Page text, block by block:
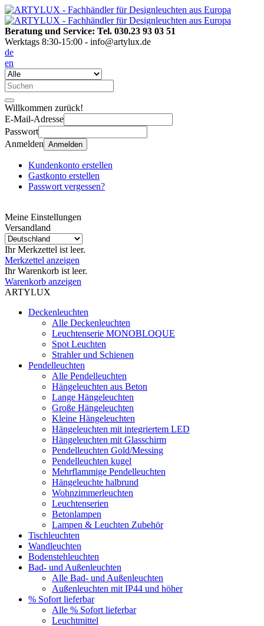
Beratung und Service: Tel. 030.23 93 03 51
Werktags 8:30-15:00 - info@artylux.de
de
en
Willkommen zurück!
E-Mail-Adresse
Passwort
Anmelden Anmelden
Kundenkonto erstellen
Gastkonto erstellen
Passwort vergessen?
Meine Einstellungen
Versandland
Ihr Merkzettel ist leer.
Merkzettel anzeigen
Ihr Warenkorb ist leer.
Warenkorb anzeigen
ARTYLUX
Deckenleuchten
Alle Deckenleuchten
Leuchtenserie MONOBLOQUE
Spot Leuchten
Strahler und Schienen
Pendelleuchten
Alle Pendelleuchten
Hängeleuchten aus Beton
Lange Hängeleuchten
Große Hängeleuchten
Kleine Hängeleuchten
Hängeleuchten mit integriertem LED
Hängeleuchten mit Glasschirm
Pendelleuchten Gold/Messing
Pendelleuchten kugel
Mehrflammige Pendelleuchten
Hängeleuchte halbrund
Wohnzimmerleuchten
Leuchtenserien
Betonlampen
Lampen & Leuchten Zubehör
Tischleuchten
Wandleuchten
Bodenstehleuchten
Bad- und Außenleuchten
Alle Bad- und Außenleuchten
Außenleuchten mit IP44 und höher
% Sofort lieferbar
Alle % Sofort lieferbar
Leuchtmittel